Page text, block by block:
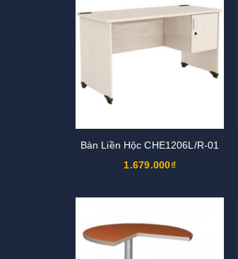
Bàn Liền Hộc CHE1206L/R-01
1.679.000₫